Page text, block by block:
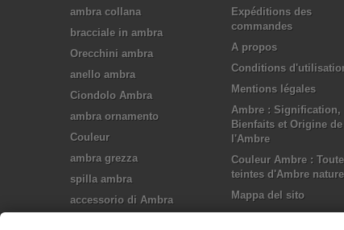
ambra collana
bracciale in ambra
Orecchini ambra
anello ambra
Ciondolo Ambra
ambra ornamento
Couleur
ambra grezza
spilla ambra
accessorio di Ambra
Expéditions des
commandes
A propos
Conditions
Mentions légales
Ambre : Signification,
Bienfaits et Origine de
l'Ambre
Couleur Ambre :
teintes d'Ambre naturel
Mappa del sito